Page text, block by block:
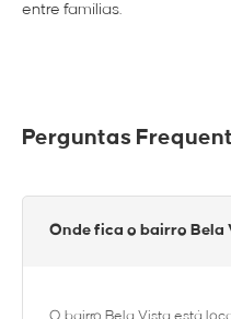
entre famílias.
Perguntas
Onde fica o bairro Bela
O bairro Bela Vista está